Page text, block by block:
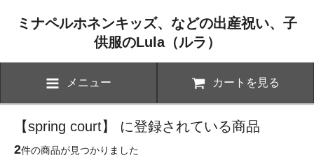
ミナペルホネンキッズ、などの出産祝い、子
供服のLula（ルラ）
メニュー カートを見る
【spring court】 に登録されている商品
2件の商品が見つかりました